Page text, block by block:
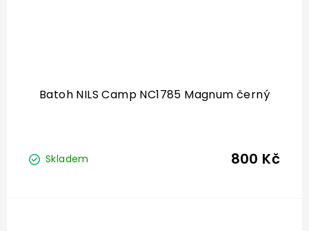
Batoh NILS Camp NC1785 Magnum černý
Skladem 800 Kč